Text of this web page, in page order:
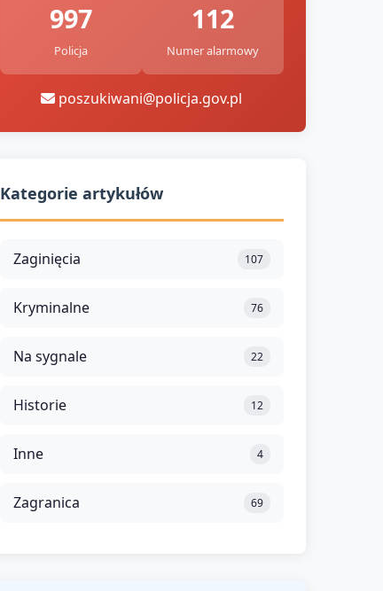
997
Policja
112
Numer alarmowy
poszukiwani@policja.gov.pl
Kategorie artykułów
Zaginięcia 107
Kryminalne 76
Na sygnale 22
Historie 12
Inne 4
Zagranica 69